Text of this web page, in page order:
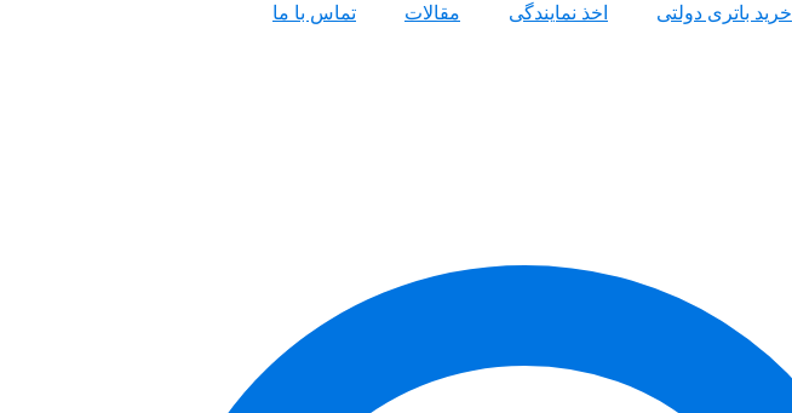
خرید باتری دولتی اخذ نمایندگی مقالات تماس با ما